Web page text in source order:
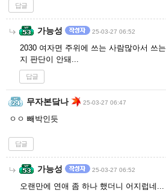
답글
가능성 25-03-27 06:52
2030 여자면 주위에 쓰는 사람많아서 쓰
지 판단이 안돼...
답글
무자본닼나 25-03-27 06:47
ㅇㅇ 빼박인듯
답글
가능성 25-03-27 06:52
오랜만에 연애 좀 하나 했더니 어지럽네...